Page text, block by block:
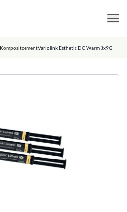
KompositcementVariolink Esthetic DC Warm 3x9G